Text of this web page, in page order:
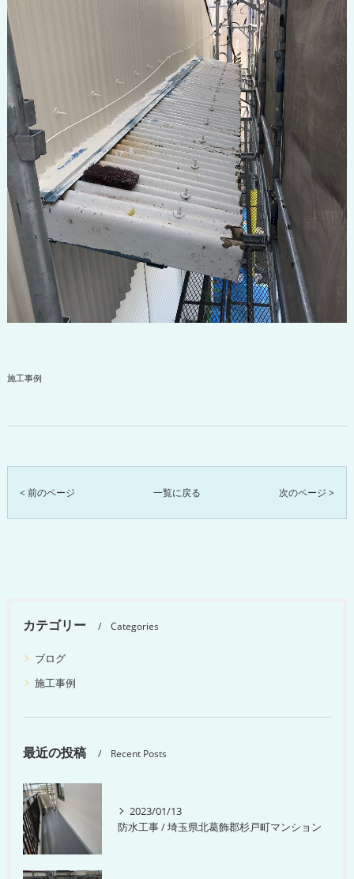
施工事例
< 前のページ 一覧に戻る 次のページ >
カテゴリー Categories
ブログ
施工事例
最近の投稿 Recent Posts
2023/01/13
防水工事 / 埼玉県北葛飾郡杉戸町マンション